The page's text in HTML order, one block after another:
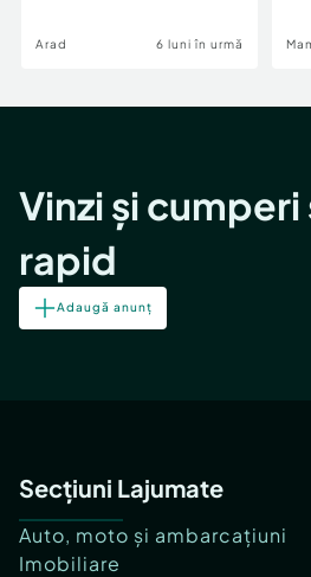
Arad 6 luni în urmă
Vinzi și cumperi
rapid
Adaugă anunț
Secțiuni Lajumate
Auto, moto și ambarcațiuni
Imobiliare